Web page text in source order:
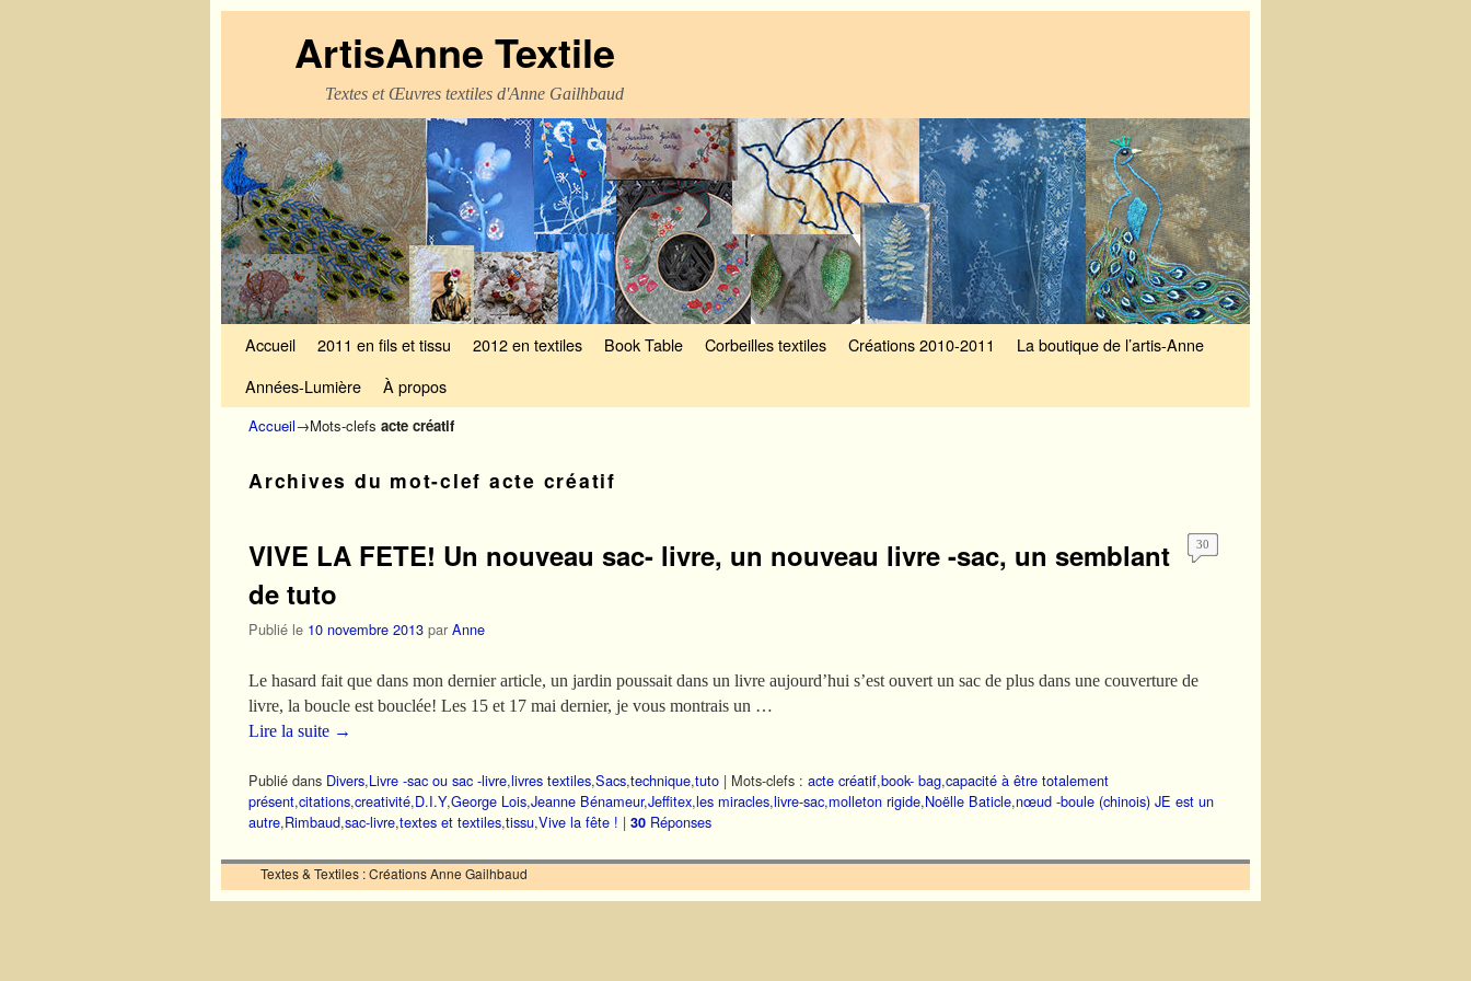
ArtisAnne Textile
Textes et Œuvres textiles d'Anne Gailhbaud
Accueil 2011 en fils et tissu 2012 en textiles Book Table Corbeilles textiles Créations 2010-2011
La boutique de l’artis-Anne
Années-Lumière
À propos
Accueil→Mots-clefs acte créatif
Archives du mot-clef acte créatif
VIVE LA FETE! Un nouveau sac- livre, un nouveau livre -sac, un semblant
de tuto
Publié le 10 novembre 2013 par Anne
30
Le hasard fait que dans mon dernier article, un jardin poussait dans un livre aujourd’hui s’est ouvert un sac de plus dans une couverture de
livre, la boucle est bouclée! Les 15 et 17 mai dernier, je vous montrais un …
Lire la suite →
Publié dans Divers,Livre -sac ou sac -livre,livres textiles,Sacs,technique,tuto | Mots-clefs : acte créatif,book- bag,capacité à être totalement
présent,citations,creativité,D.I.Y,George Lois,Jeanne Bénameur,Jeffitex,les miracles,livre-sac,molleton rigide,Noëlle Baticle,nœud -boule (chinois) JE est un
autre,Rimbaud,sac-livre,textes et textiles,tissu,Vive la fête ! | 30 Réponses
Textes & Textiles : Créations Anne Gailhbaud